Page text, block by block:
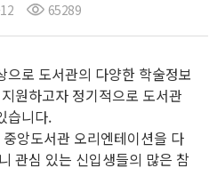
65289
으로 도서관의 다양한 학술정보
원하고자 정기적으로 도서관
습니다.
앙도서관 오리엔테이션을 다
관심 있는 신입생들의 많은 참